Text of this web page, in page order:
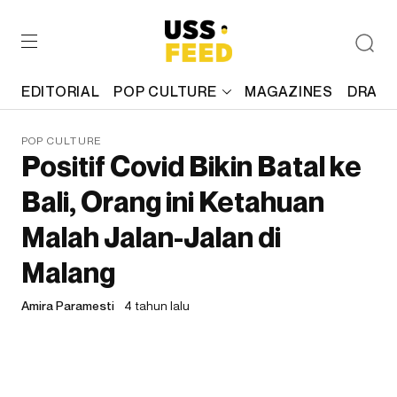
EDITORIAL POP CULTURE MAGAZINES
POP CULTURE
Positif Covid Bikin Batal ke
Bali, Orang ini Ketahuan
Malah Jalan-Jalan di
Malang
Amira Paramesti 4 tahun lalu